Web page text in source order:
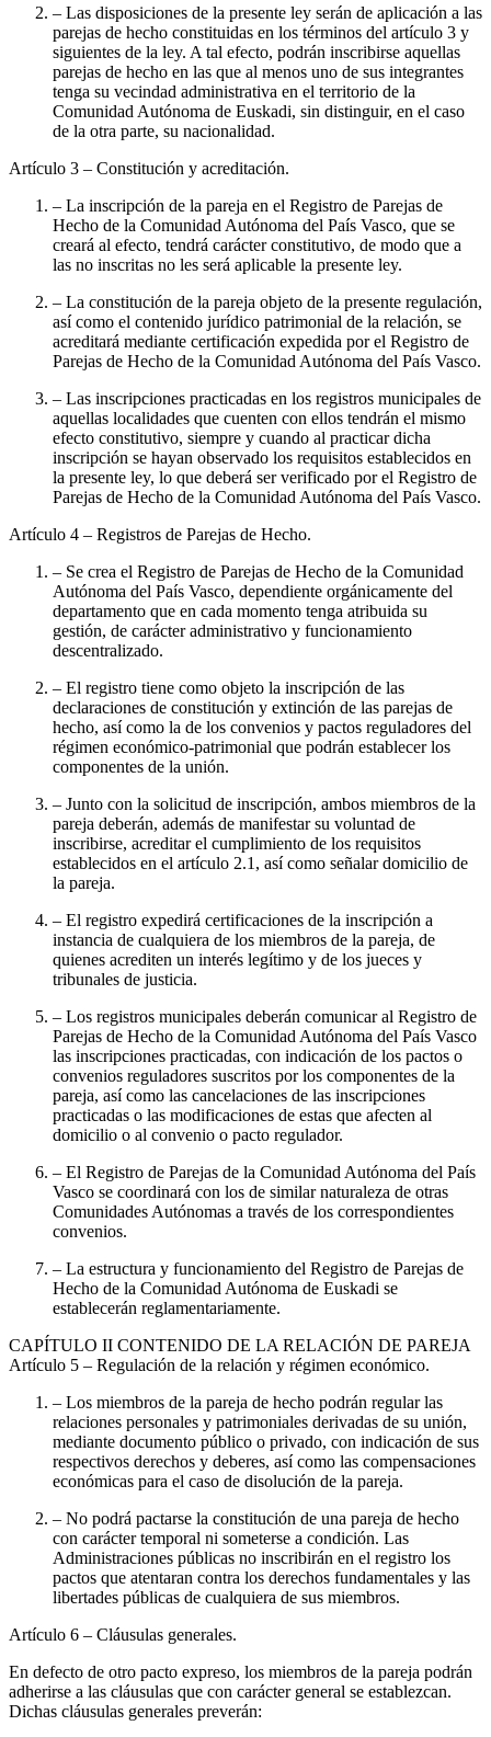
– Las disposiciones de la presente ley serán de aplicación a las
parejas de hecho constituidas en los términos del artículo 3 y
siguientes de la ley. A tal efecto, podrán inscribirse aquellas
parejas de hecho en las que al menos uno de sus integrantes
tenga su vecindad administrativa en el territorio de la
Comunidad Autónoma de Euskadi, sin distinguir, en el caso
de la otra parte, su nacionalidad.
Artículo 3 – Constitución y acreditación.
– La inscripción de la pareja en el Registro de Parejas de
Hecho de la Comunidad Autónoma del País Vasco, que se
creará al efecto, tendrá carácter constitutivo, de modo que a
las no inscritas no les será aplicable la presente ley.
– La constitución de la pareja objeto de la presente regulación,
así como el contenido jurídico patrimonial de la relación, se
acreditará mediante certificación expedida por el Registro de
Parejas de Hecho de la Comunidad Autónoma del País Vasco.
– Las inscripciones practicadas en los registros municipales de
aquellas localidades que cuenten con ellos tendrán el mismo
efecto constitutivo, siempre y cuando al practicar dicha
inscripción se hayan observado los requisitos establecidos en
la presente ley, lo que deberá ser verificado por el Registro de
Parejas de Hecho de la Comunidad Autónoma del País Vasco.
Artículo 4 – Registros de Parejas de Hecho.
– Se crea el Registro de Parejas de Hecho de la Comunidad
Autónoma del País Vasco, dependiente orgánicamente del
departamento que en cada momento tenga atribuida su
gestión, de carácter administrativo y funcionamiento
descentralizado.
– El registro tiene como objeto la inscripción de las
declaraciones de constitución y extinción de las parejas de
hecho, así como la de los convenios y pactos reguladores del
régimen económico-patrimonial que podrán establecer los
componentes de la unión.
– Junto con la solicitud de inscripción, ambos miembros de la
pareja deberán, además de manifestar su voluntad de
inscribirse, acreditar el cumplimiento de los requisitos
establecidos en el artículo 2.1, así como señalar domicilio de
la pareja.
– El registro expedirá certificaciones de la inscripción a
instancia de cualquiera de los miembros de la pareja, de
quienes acrediten un interés legítimo y de los jueces y
tribunales de justicia.
– Los registros municipales deberán comunicar al Registro de
Parejas de Hecho de la Comunidad Autónoma del País Vasco
las inscripciones practicadas, con indicación de los pactos o
convenios reguladores suscritos por los componentes de la
pareja, así como las cancelaciones de las inscripciones
practicadas o las modificaciones de estas que afecten al
domicilio o al convenio o pacto regulador.
– El Registro de Parejas de la Comunidad Autónoma del País
Vasco se coordinará con los de similar naturaleza de otras
Comunidades Autónomas a través de los correspondientes
convenios.
– La estructura y funcionamiento del Registro de Parejas de
Hecho de la Comunidad Autónoma de Euskadi se
establecerán reglamentariamente.
CAPÍTULO II CONTENIDO DE LA RELACIÓN DE PAREJA
Artículo 5 – Regulación de la relación y régimen económico.
– Los miembros de la pareja de hecho podrán regular las
relaciones personales y patrimoniales derivadas de su unión,
mediante documento público o privado, con indicación de sus
respectivos derechos y deberes, así como las compensaciones
económicas para el caso de disolución de la pareja.
– No podrá pactarse la constitución de una pareja de hecho
con carácter temporal ni someterse a condición. Las
Administraciones públicas no inscribirán en el registro los
pactos que atentaran contra los derechos fundamentales y las
libertades públicas de cualquiera de sus miembros.
Artículo 6 – Cláusulas generales.
En defecto de otro pacto expreso, los miembros de la pareja podrán
adherirse a las cláusulas que con carácter general se establezcan.
Dichas cláusulas generales preverán: